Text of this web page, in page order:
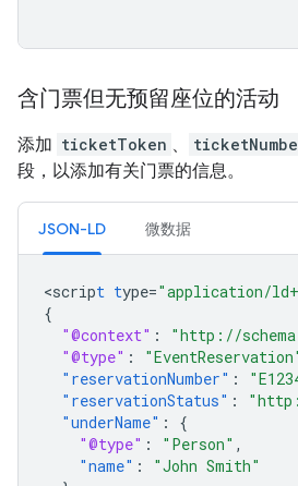
含门票但无预留座位的活动
添加 ticketToken 、
段，以添加有关门票的信息。
JSON-LD 微数据
<script type="application/
{
"@context" : "http://
"@type" :
"reservationNumber" :
"reservationStatus" :
"underName" :
{
"@type" : "Person" ,
"name" :
"John Smith"